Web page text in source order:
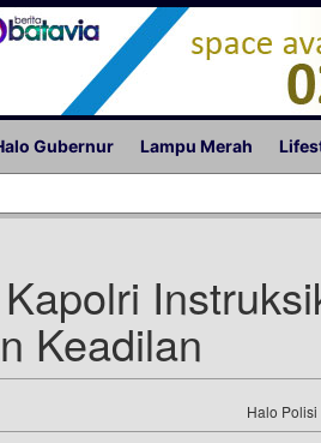
Gubernur Lampu Merah
Keadilan
Halo